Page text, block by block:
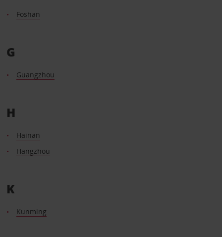
Foshan
G
Guangzhou
H
Hainan
Hangzhou
K
Kunming